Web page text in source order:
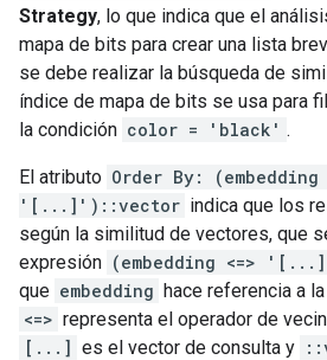
Strategy, lo que indica que el
mapa de bits para crear una lista
se debe realizar la búsqueda de
índice de mapa de bits se usa para
la condición color = 'black' .
El atributo Order By: (embedding
'[...]')::vector indica que los
según la similitud de vectores, que
expresión (embedding <=>
que embedding hace referencia a
<=> representa el operador de
[...] es el vector de consulta y